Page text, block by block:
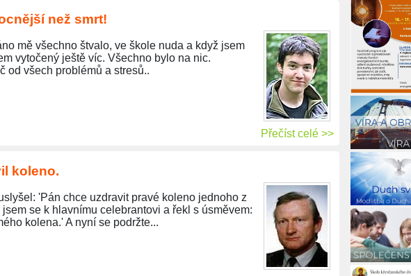
než smrt!
mě všechno štvalo, ve škole nuda a když jsem
vytočený ještě víc. Všechno bylo na nic.
od všech problémů a stresů..
Přečíst celé >>
koleno.
'Pán chce uzdravit pravé koleno jednoho z
se k hlavnímu celebrantovi a řekl s úsměvem:
kolena.' A nyní se podržte...